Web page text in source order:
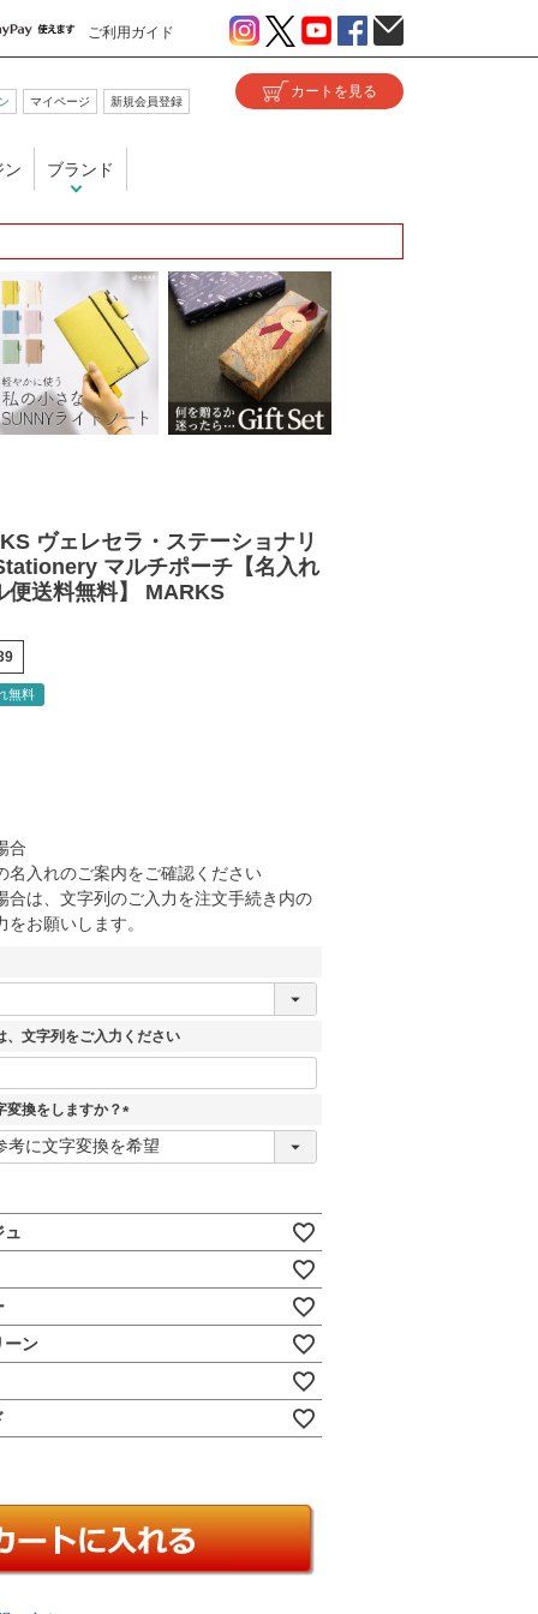
ご利用ガイド
マイページ 新規会員登録
ン ブランド
ヴェレセラ・ステーショナリ
マルチポーチ【名入れ
便送料無料】 MARKS
無料
合
名入れのご案内をご確認ください
合は、文字列のご入力を注文手続き内の
お願いします。
、文字列をご入力ください
変換をしますか？
(
必
ーン